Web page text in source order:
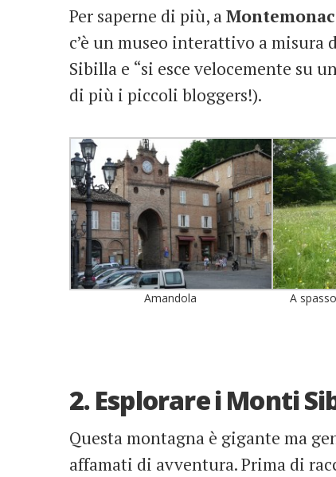
Per saperne di più, a
c’è un museo interattivo a
Sibilla e “si esce velocemente su
di più i piccoli bloggers!).
Amandola A
2. Esplorare i Monti
Questa montagna è gigante ma
affamati di avventura. Prima di